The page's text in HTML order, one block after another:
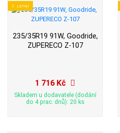
LETNÍ
235/35R19 91W, Goodride,
ZUPERECO Z-107
1 716 Kč
Skladem u dodavatele (dodání
do 4 prac. dnů): 20 ks